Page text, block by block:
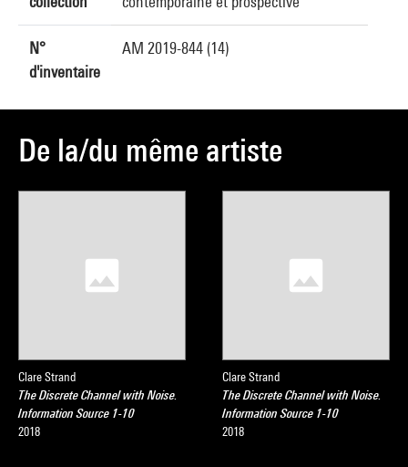
N°
d'inventaire
AM 2019-844 (14)
De la/du même artiste
Clare Strand
The Discrete Channel with Noise.
Information Source 1-10
2018
Clare Strand
The Discrete Channel with Noise.
Information Source 1-10
2018